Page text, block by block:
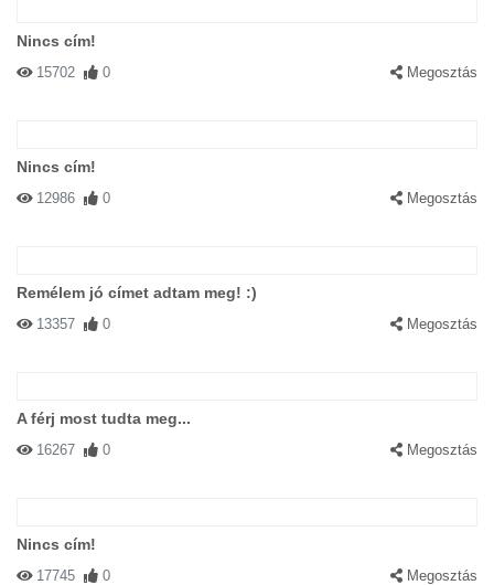
Nincs cím!
15702 0 Megosztás
Nincs cím!
12986 0 Megosztás
Remélem jó címet adtam meg! :)
13357 0 Megosztás
A férj most tudta meg...
16267 0 Megosztás
Nincs cím!
17745 0 Megosztás